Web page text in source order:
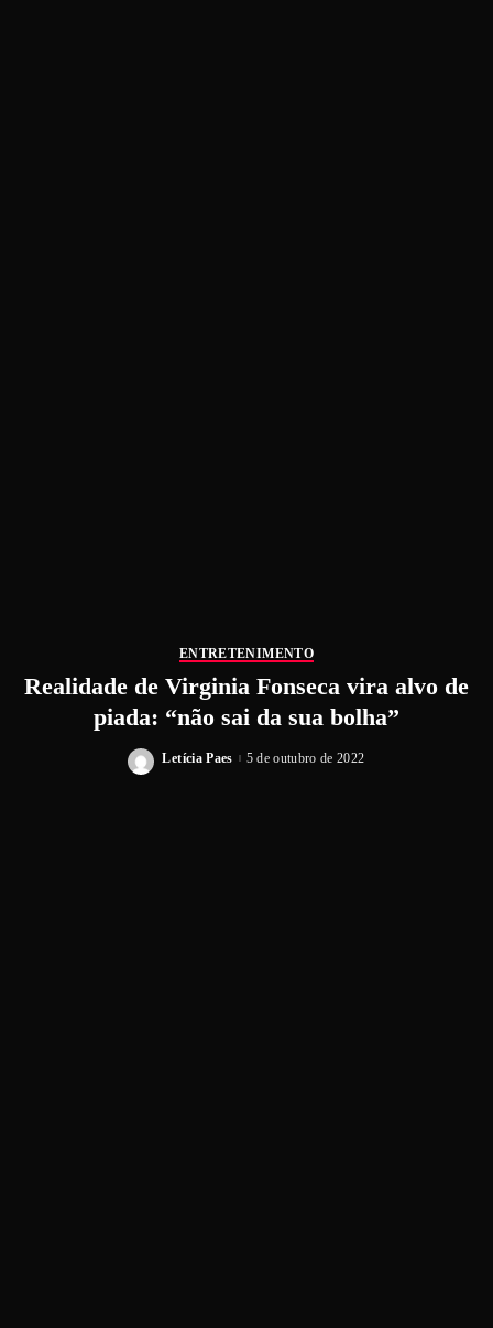
ENTRETENIMENTO
Realidade de Virginia Fonseca vira alvo de
piada: “não sai da sua bolha”
Letícia Paes 5 de outubro de 2022